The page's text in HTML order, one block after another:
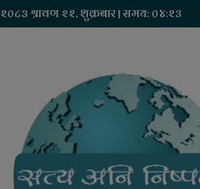
२०८३ श्रावण २२, शुक्रबार | समय: ०४:२३